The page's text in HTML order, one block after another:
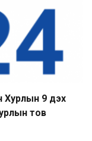
Хурлын 9 дэх
тов